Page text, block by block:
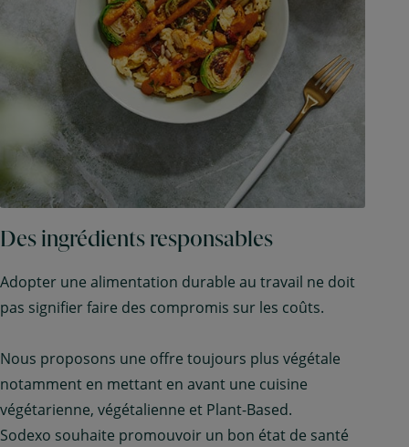
Des ingrédients responsables
Adopter une alimentation durable au travail ne doit
pas signifier faire des compromis sur les coûts.
Nous proposons une offre toujours plus végétale
notamment en mettant en avant une cuisine
végétarienne, végétalienne et Plant-Based.
Sodexo souhaite promouvoir un bon état de santé